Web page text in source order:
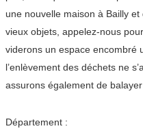
une nouvelle maison à Bailly
vieux objets, appelez-nous
viderons un espace encombré
l’enlèvement des déchets ne
assurons également de
Département :